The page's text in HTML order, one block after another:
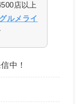
店以上
ルメライ
中！